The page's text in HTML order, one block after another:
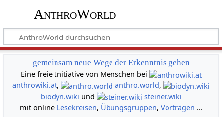
AnthroWorld
gemeinsam neue Wege der Erkenntnis gehen
Eine freie Initiative von Menschen bei
anthrowiki.at, anthro.world,
biodyn.wiki und
steiner.wiki
mit online Lesekreisen, Übungsgruppen, Vorträgen ...